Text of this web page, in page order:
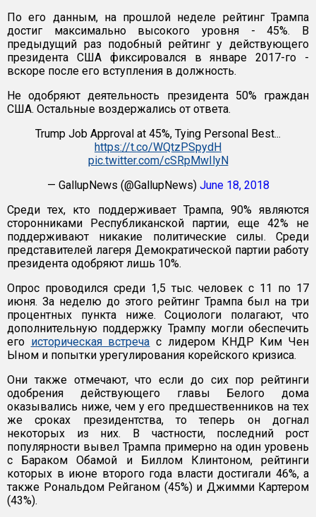
По его данным, на прошлой неделе рейтинг Трампа
достиг максимально высокого уровня - 45%. В
предыдущий раз подобный рейтинг у действующего
президента США фиксировался в январе 2017-го -
вскоре после его вступления в должность.
Не одобряют деятельность президента 50% граждан
США. Остальные воздержались от ответа.
Trump Job Approval at 45%, Tying Personal Best...
https://t.co/WQtzPSpydH
pic.twitter.com/cSRpMwIlyN
— GallupNews (@GallupNews) June 18, 2018
Среди тех, кто поддерживает Трампа, 90% являются
сторонниками Республиканской партии, еще 42% не
поддерживают никакие политические силы. Среди
представителей лагеря Демократической партии работу
президента одобряют лишь 10%.
Опрос проводился среди 1,5 тыс. человек с 11 по 17
июня. За неделю до этого рейтинг Трампа был на три
процентных пункта ниже. Социологи полагают, что
дополнительную поддержку Трампу могли обеспечить
его историческая встреча с лидером КНДР Ким Чен
Ыном и попытки урегулирования корейского кризиса.
Они также отмечают, что если до сих пор рейтинги
одобрения действующего главы Белого дома
оказывались ниже, чем у его предшественников на тех
же сроках президентства, то теперь он догнал
некоторых из них. В частности, последний рост
популярности вывел Трампа примерно на один уровень
с Бараком Обамой и Биллом Клинтоном, рейтинги
которых в июне второго года власти достигали 46%, а
также Рональдом Рейганом (45%) и Джимми Картером
(43%).